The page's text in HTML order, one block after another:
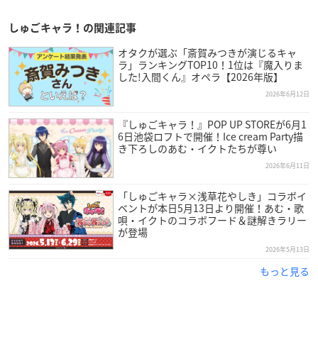
しゅごキャラ！の関連記事
オタクが選ぶ「斎賀みつきが演じるキャ
ラ」ランキングTOP10！1位は『魔入りま
した!入間くん』オペラ【2026年版】
2026年6月12日
『しゅごキャラ！』POP UP STOREが6月1
6日池袋ロフトで開催！Ice cream Party描
き下ろしのあむ・イクトたちが尊い
2026年6月11日
「しゅごキャラ×浅草花やしき」コラボイ
ベントが本日5月13日より開催！あむ・歌
唄・イクトのコラボフード＆謎解きラリー
が登場
2026年5月13日
もっと見る